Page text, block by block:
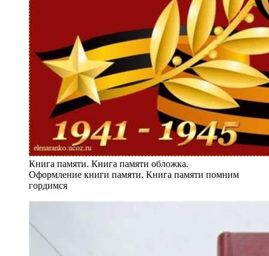
Книга памяти. Книга памяти обложка.
Оформление книги памяти. Книга памяти помним
гордимся